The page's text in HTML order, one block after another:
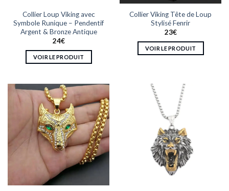
du
produit
la
page
du
produit
Collier Loup Viking avec
Symbole Runique – Pendentif
Argent & Bronze Antique
24€
VOIR LE PRODUIT
a
plusieurs
variations.
Les
options
peuvent
être
choisies
sur
la
Collier Viking Tête de Loup
Stylisé Fenrir
23€
VOIR LE PRODUIT
plusieurs
variations.
Les
options
peuvent
être
choisies
sur
la